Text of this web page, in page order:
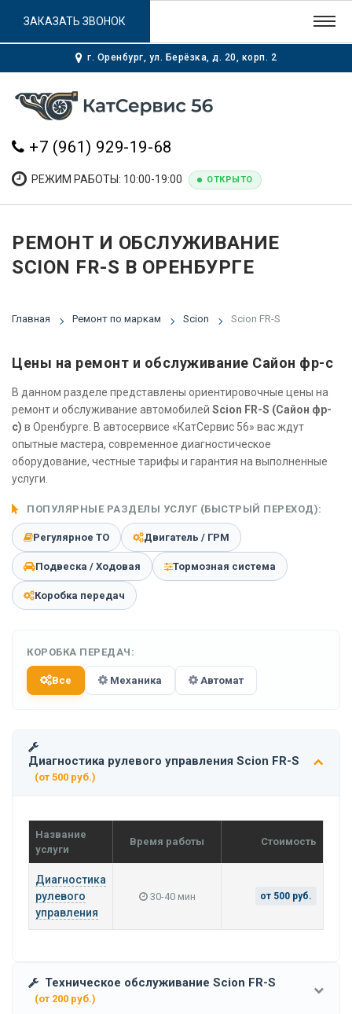
г. Оренбург, ул. Берёзка, д. 20, корп. 2
+7 (961) 929-19-68
РЕЖИМ РАБОТЫ: 10:00-19:00 ОТКРЫТО
ЗАКАЗАТЬ ЗВОНОК
РЕМОНТ И ОБСЛУЖИВАНИЕ
SCION FR-S В ОРЕНБУРГЕ
Главная Ремонт по маркам Scion Scion FR-S
Цены на ремонт и обслуживание Сайон фр-с
В данном разделе представлены ориентировочные цены на
ремонт и обслуживание автомобилей Scion FR-S (Сайон фр-
с) в Оренбурге. В автосервисе «КатСервис 56» вас ждут
опытные мастера, современное диагностическое
оборудование, честные тарифы и гарантия на выполненные
услуги.
ПОПУЛЯРНЫЕ РАЗДЕЛЫ УСЛУГ (БЫСТРЫЙ ПЕРЕХОД):
Регулярное ТО Двигатель / ГРМ
Подвеска / Ходовая Тормозная система
Коробка передач
КОРОБКА ПЕРЕДАЧ:
Все Механика Автомат
Диагностика рулевого управления Scion FR-S
(от 500 руб.)
Название
услуги
Время работы Стоимость
Диагностика
рулевого
управления
30-40 мин от 500 руб.
Техническое обслуживание Scion FR-S
(от 200 руб.)